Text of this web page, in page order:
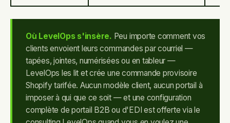
Où LevelOps s'insère. Peu importe comment vos
clients envoient leurs commandes par courriel —
tapées, jointes, numérisées ou en tableur —
LevelOps les lit et crée une commande provisoire
Shopify tarifée. Aucun modèle client, aucun portail à
imposer à qui que ce soit — et une configuration
complète de portail B2B ou d'EDI est offerte via le